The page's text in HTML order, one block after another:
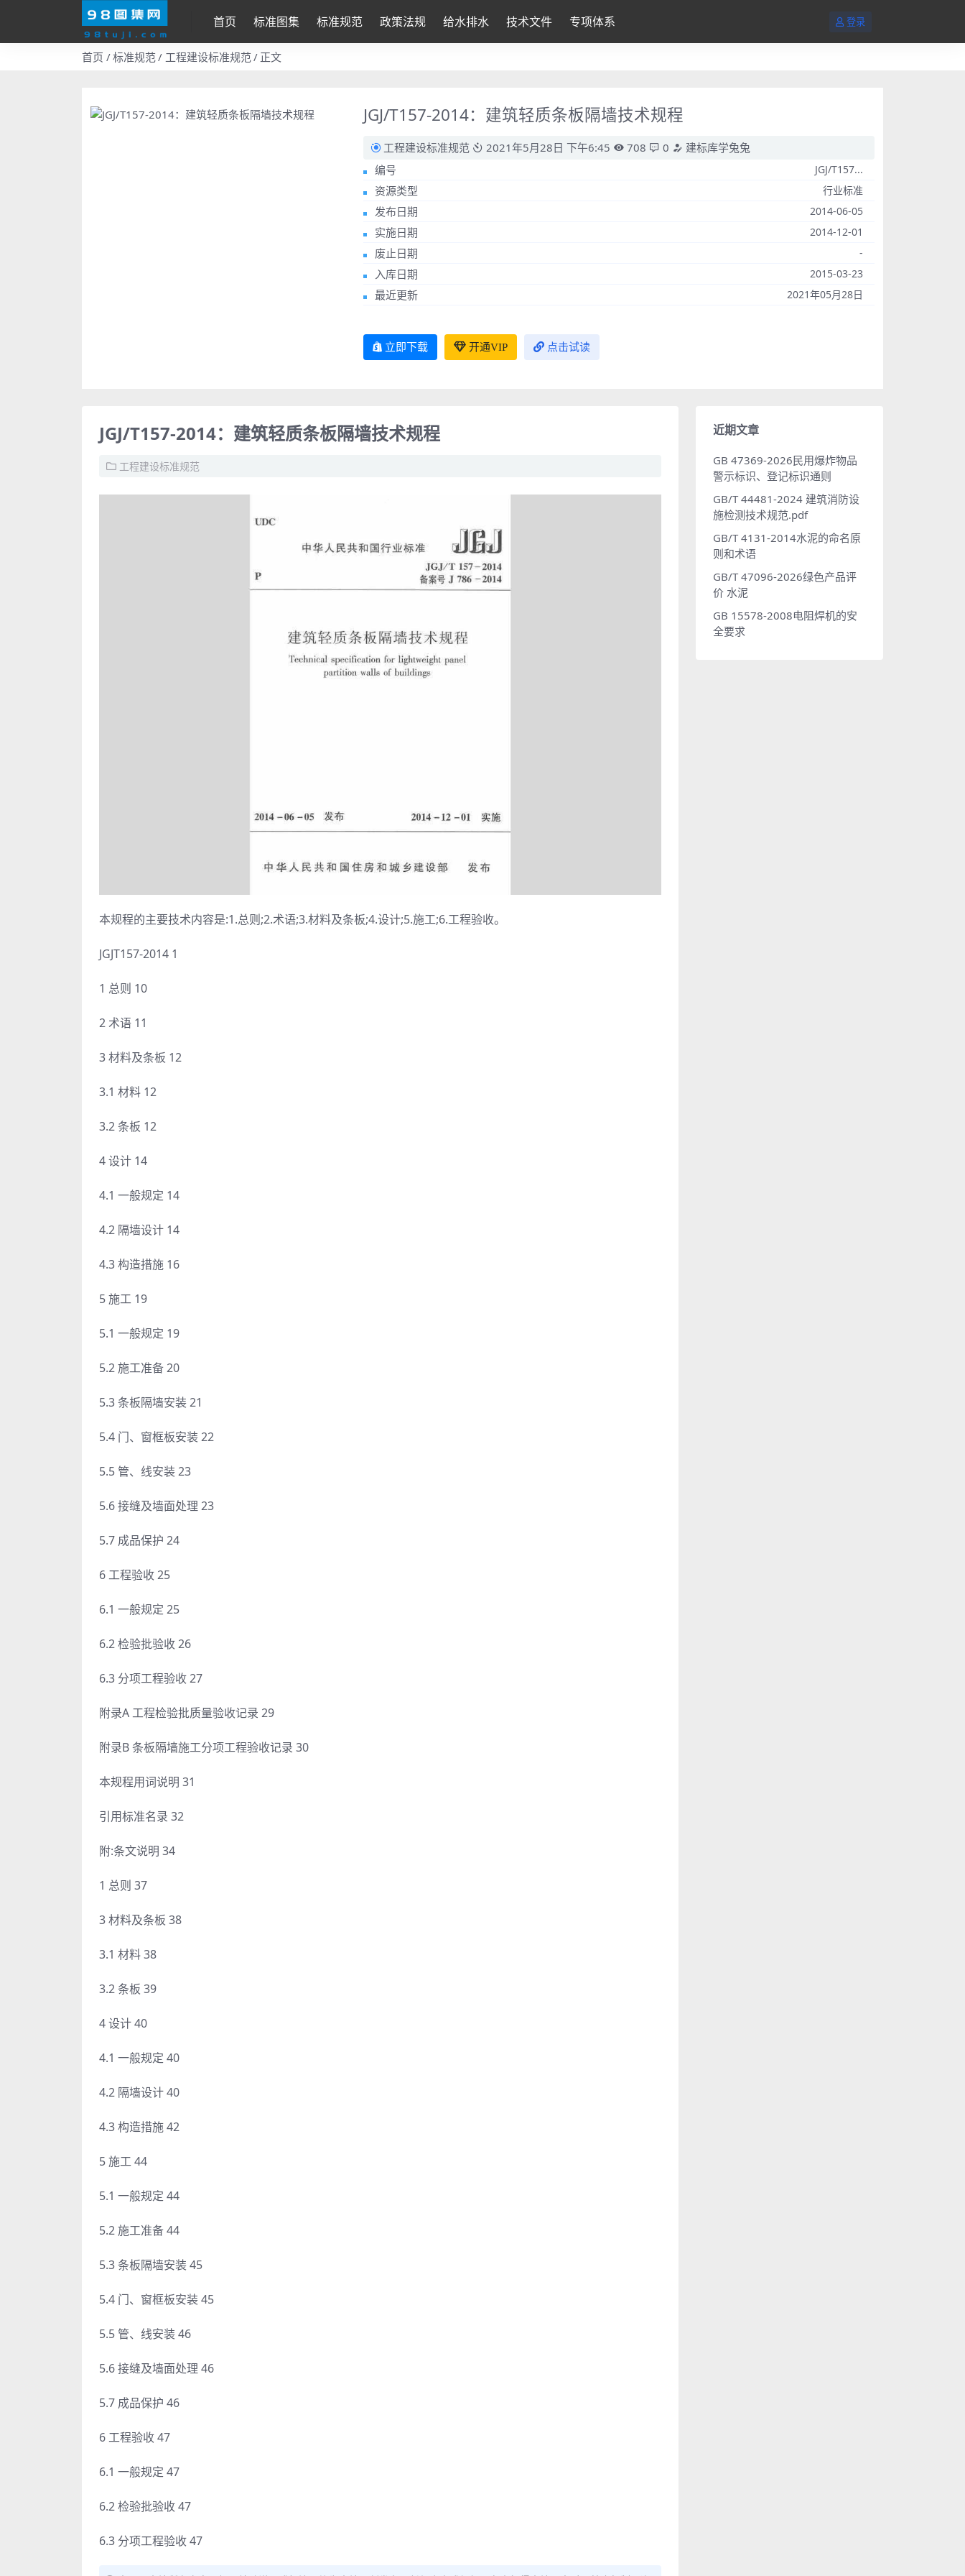
首页 标准图集 标准规范 政策法规 给水排水 技术文件 专项体系 登录
首页 标准规范 工程建设标准规范 正文
JGJ/T157-2014：建筑轻质条板隔墙技术规程
工程建设标准规范 2021年5月28日 下午6:45 708 0
建标库学兔兔
编号
JGJ/T157...
资源类型 行业标准
发布日期 2014-06-05
实施日期 2014-12-01
废止日期 -
入库日期 2015-03-23
最近更新 2021年05月28日
立即下载 开通VIP 点击试读
JGJ/T157-2014：建筑轻质条板隔墙技术规程
工程建设标准规范
本规程的主要技术内容是:1.总则;2.术语;3.材料及条板;4.设计;5.施工;6.工程验收。
JGJT157-2014 1
1 总则 10
2 术语 11
3 材料及条板 12
3.1 材料 12
3.2 条板 12
4 设计 14
4.1 一般规定 14
4.2 隔墙设计 14
4.3 构造措施 16
5 施工 19
5.1 一般规定 19
5.2 施工准备 20
5.3 条板隔墙安装 21
5.4 门、窗框板安装 22
5.5 管、线安装 23
5.6 接缝及墙面处理 23
5.7 成品保护 24
6 工程验收 25
6.1 一般规定 25
6.2 检验批验收 26
6.3 分项工程验收 27
附录A 工程检验批质量验收记录 29
附录B 条板隔墙施工分项工程验收记录 30
本规程用词说明 31
引用标准名录 32
附:条文说明 34
1 总则 37
3 材料及条板 38
3.1 材料 38
3.2 条板 39
4 设计 40
4.1 一般规定 40
4.2 隔墙设计 40
4.3 构造措施 42
5 施工 44
5.1 一般规定 44
5.2 施工准备 44
5.3 条板隔墙安装 45
5.4 门、窗框板安装 45
5.5 管、线安装 46
5.6 接缝及墙面处理 46
5.7 成品保护 46
6 工程验收 47
6.1 一般规定 47
6.2 检验批验收 47
6.3 分项工程验收 47
近期文章
GB 47369-2026民用爆炸物品
警示标识、登记标识通则
GB/T 44481-2024 建筑消防设
施检测技术规范.pdf
GB/T 4131-2014水泥的命名原
则和术语
GB/T 47096-2026绿色产品评
价 水泥
GB 15578-2008电阻焊机的安
全要求